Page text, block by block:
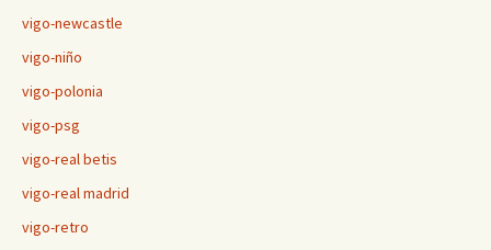
vigo-newcastle
vigo-niño
vigo-polonia
vigo-psg
vigo-real betis
vigo-real madrid
vigo-retro